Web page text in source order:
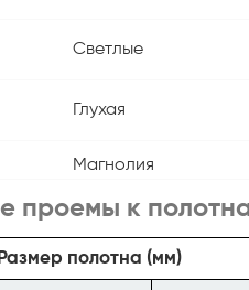
Светлые
Глухая
Магнолия
проемы к
Размер полотна (мм)